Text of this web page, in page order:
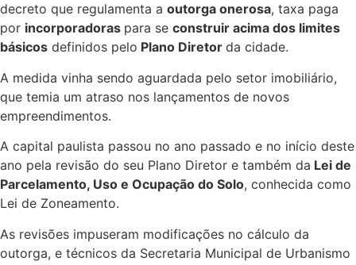
decreto que regulamenta a outorga onerosa, taxa paga
por incorporadoras para se construir acima dos limites
básicos definidos pelo Plano Diretor da cidade.
A medida vinha sendo aguardada pelo setor imobiliário,
que temia um atraso nos lançamentos de novos
empreendimentos.
A capital paulista passou no ano passado e no início deste
ano pela revisão do seu Plano Diretor e também da Lei de
Parcelamento, Uso e Ocupação do Solo, conhecida como
Lei de Zoneamento.
As revisões impuseram modificações no cálculo da
outorga, e técnicos da Secretaria Municipal de Urbanismo